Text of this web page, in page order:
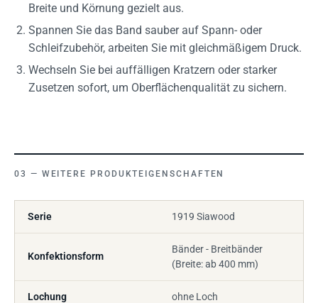
Breite und Körnung gezielt aus.
Spannen Sie das Band sauber auf Spann- oder
Schleifzubehör, arbeiten Sie mit gleichmäßigem Druck.
Wechseln Sie bei auffälligen Kratzern oder starker
Zusetzen sofort, um Oberflächenqualität zu sichern.
WEITERE PRODUKTEIGENSCHAFTEN
Serie 1919 Siawood
Konfektionsform
Bänder - Breitbänder
(Breite: ab 400 mm)
Lochung ohne Loch